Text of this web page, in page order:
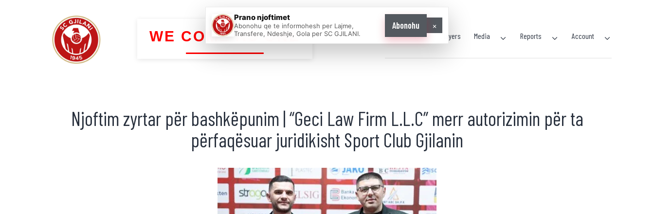
WE COME AS ONE Home News Players Media Reports Account
Njoftim zyrtar për bashkëpunim | “Geci Law Firm L.L.C” merr autorizimin për ta
përfaqësuar juridikisht Sport Club Gjilanin
Prano njoftimet
Abonohu qe te informohesh per Lajme,
Transfere, Ndeshje, Gola per SC GJILANI.
Abonohu ×